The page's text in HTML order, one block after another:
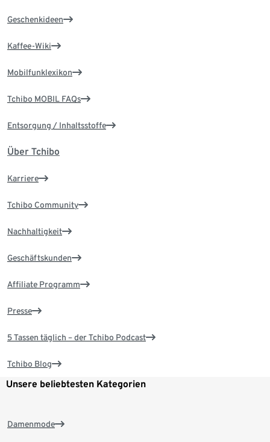
Geschenkideen
Kaffee-Wiki
Mobilfunklexikon
Tchibo MOBIL FAQs
Entsorgung / Inhaltsstoffe
Über Tchibo
Karriere
Tchibo Community
Nachhaltigkeit
Geschäftskunden
Affiliate Programm
Presse
5 Tassen täglich – der Tchibo Podcast
Tchibo Blog
Unsere beliebtesten Kategorien
Damenmode